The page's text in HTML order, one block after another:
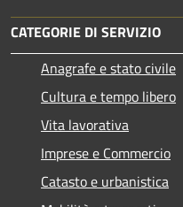
CATEGORIE DI SERVIZIO
Anagrafe e stato civile
Cultura e tempo libero
Vita lavorativa
Imprese e Commercio
Catasto e urbanistica